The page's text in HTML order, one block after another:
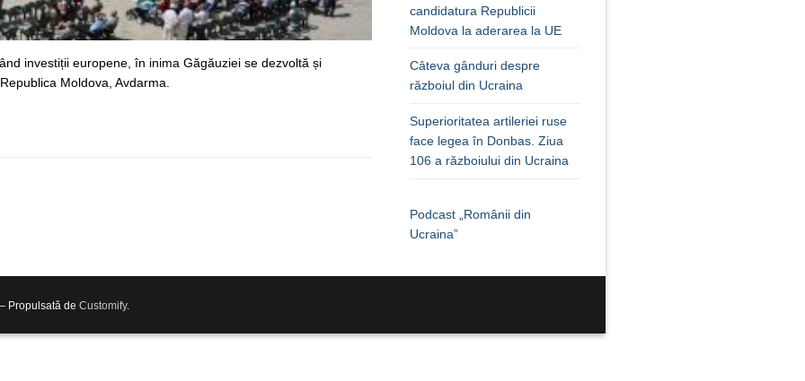
investiții europene, în inima Găgăuziei se dezvoltă și
Moldova, Avdarma.
candidatura Republicii
Moldova la aderarea la UE
Câteva gânduri despre
războiul din Ucraina
Superioritatea artileriei ruse
face legea în Donbas. Ziua
106 a războiului din Ucraina
Podcast „Românii din
Ucraina”
Propulsată de Customify.